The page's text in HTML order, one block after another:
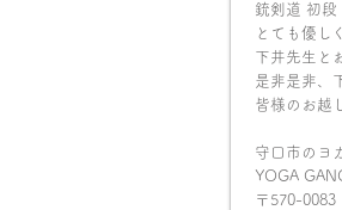
銃剣道 初段
とても優し
下井先生と
是非是非、
皆様のお越
守口市のヨ
YOGA
〒570-0083